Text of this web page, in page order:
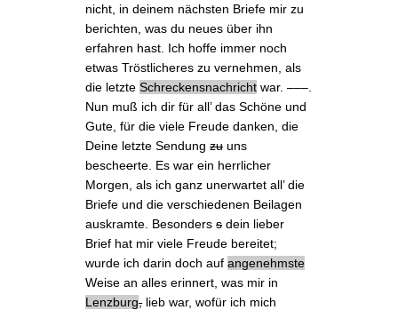
nicht, in deinem nächsten Briefe mir zu
berichten, was du neues über ihn
erfahren hast. Ich hoffe immer noch
etwas Tröstlicheres zu vernehmen, als
die letzteSchreckensnachricht war. –––.
Nun muß ich dir für all’ das Schöne und
Gute, für die viele Freude danken, die
Deine letzte Sendung zuuns
bescheerte. Es war ein herrlicher
Morgen, als ich ganz unerwartetall’ die
Briefe und die verschiedenen Beilagen
auskramte. Besonderssdein lieber
Brief hat mir viele Freude bereitet;
wurde ich darin doch aufangenehmste
Weise an alles erinnert, was mir in
Lenzburg,lieb war, wofür ich mich